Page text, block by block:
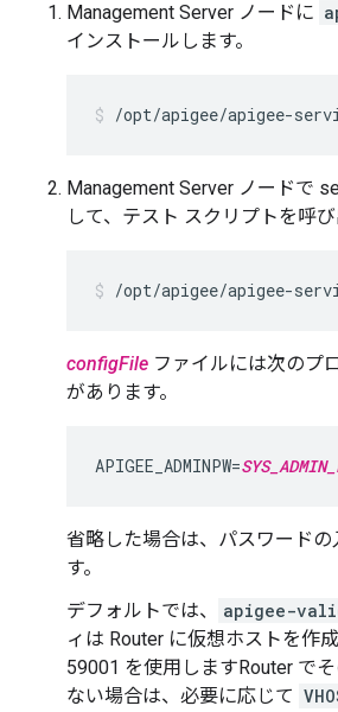
Management Server ノードに
インストールします。
/opt/apigee/apigee-
Management Server ノードで
して、テスト スクリプトを呼び
/opt/apigee/apigee-
configFile ファイルには次のプ
があります。
APIGEE_ADMINPW=
省略した場合は、パスワードの
す。
デフォルトでは、
apigee-
ィは Router に仮想ホストを作
59001 を使用しますRouter で
ない場合は、必要に応じて